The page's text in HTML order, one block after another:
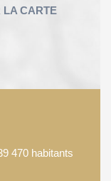
470 habitants